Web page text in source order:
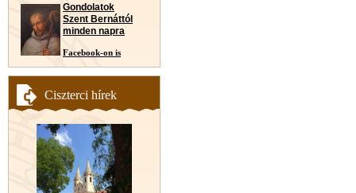
Gondolatok
Szent Bernáttól
minden napra
Facebook-on is
Ciszterci hírek